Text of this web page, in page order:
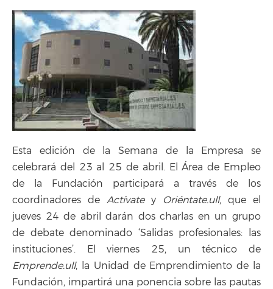
Esta edición de la Semana de la Empresa se
celebrará del 23 al 25 de abril. El Área de Empleo
de la Fundación participará a través de los
coordinadores de Actívatey Oriéntate.ull, que el
jueves 24 de abril darán dos charlas en un grupo
de debate denominado ‘Salidas profesionales: las
instituciones’. El viernes 25, un técnico de
Emprende.ull, la Unidad de Emprendimiento de la
Fundación, impartirá una ponencia sobre las pautas